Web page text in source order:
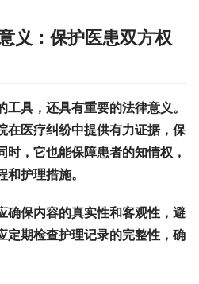
义：保护医患双方权
具，还具有重要的法律意义。
在医疗纠纷中提供有力证据，保
，它也能保障患者的知情权，
护理措施。
确保内容的真实性和客观性，避
定期检查护理记录的完整性，确